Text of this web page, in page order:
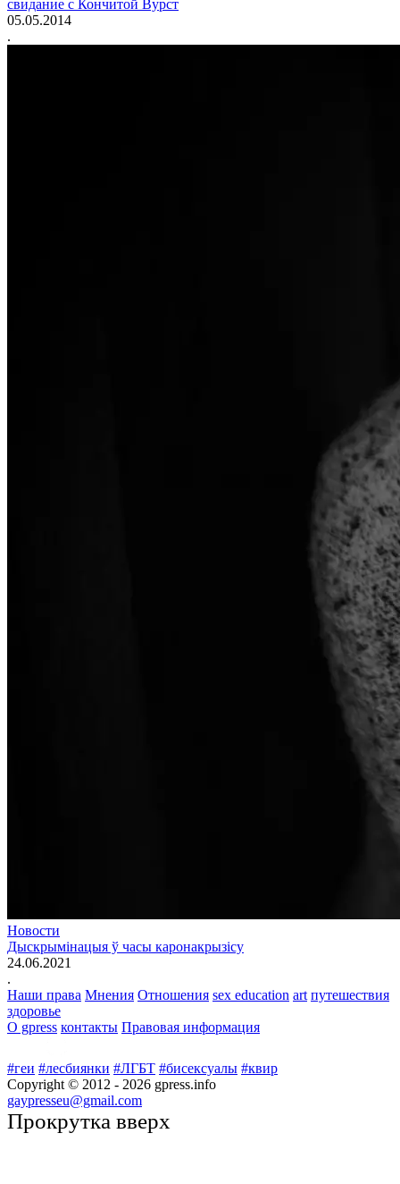
свидание с Кончитой Вурст
05.05.2014
.
Новости
Дыскрымінацыя ў часы каронакрызісу
24.06.2021
.
Наши права Мнения Отношения sex education art путешествия
здоровье
О gpress контакты Правовая информация
#геи #лесбиянки #ЛГБТ #бисексуалы #квир
Copyright © 2012 - 2026 gpress.info
gaypresseu@gmail.com
Прокрутка вверх